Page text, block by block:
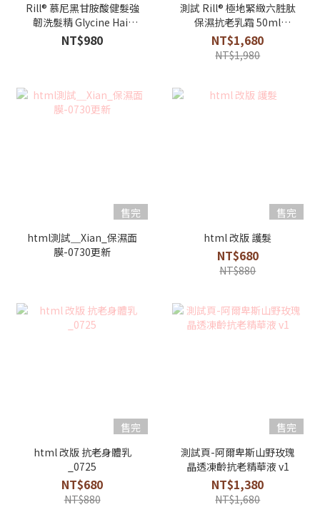
Rill® 慕尼黑甘胺酸健髮強
韌洗髮精 Glycine Hair
Strengthening
Shampoo
NT$980
測試 Rill® 極地緊緻六胜肽
保濕抗老乳霜 50ml
Argireline Anti-aging
Facial Cream
NT$1,680
NT$1,980
售完
html測試＿Xian_保濕面
膜-0730更新
售完
html 改版 護髮
NT$680
NT$880
售完
html 改版 抗老身體乳
_0725
NT$680
NT$880
售完
測試頁-阿爾卑斯山野玫瑰
晶透凍齡抗老精華液 v1
NT$1,380
NT$1,680